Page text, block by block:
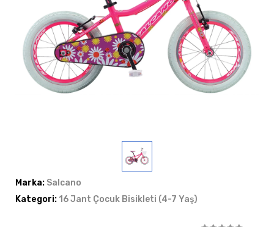
Marka: Salcano
Kategori: 16 Jant Çocuk Bisikleti (4-7 Yaş)